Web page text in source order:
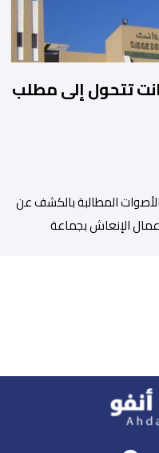
تتحول إلى مطلب
المطالبة بالكشف عن
عمال الإنعاش بجماعة